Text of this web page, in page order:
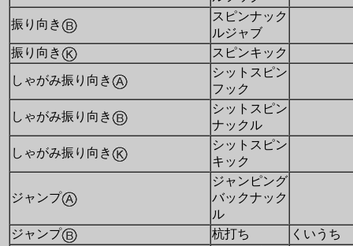
振り向き
スピンナック
ルジャブ
振り向き
スピンキック
しゃがみ振り向き
シットスピン
フック
しゃがみ振り向き
シットスピン
ナックル
しゃがみ振り向き
シットスピン
キック
ジャンプ
ジャンピング
バックナック
ル
ジャンプ
杭打ち くいうち